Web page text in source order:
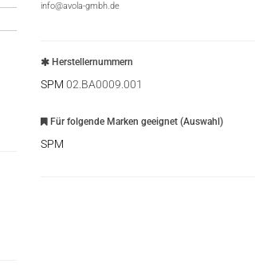
info@avola-gmbh.de
Herstellernummern
SPM 02.BA0009.001
Für folgende Marken geeignet (Auswahl)
SPM